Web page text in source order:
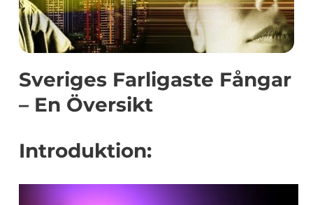
Sveriges Farligaste Fångar
– En Översikt
Introduktion: